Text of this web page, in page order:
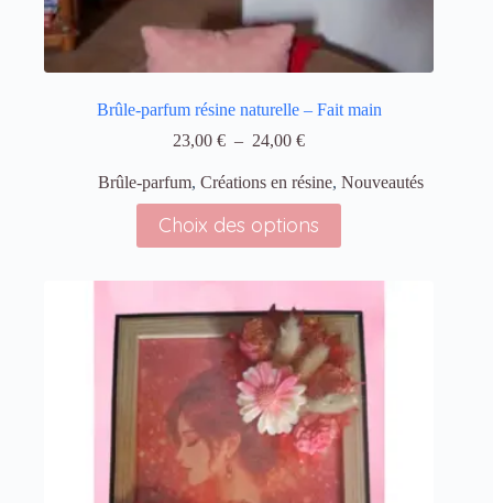
Brûle‑parfum résine naturelle – Fait main
23,00€ – 24,00€
Brûle‑parfum,Créations en résine,Nouveautés
Choix des options